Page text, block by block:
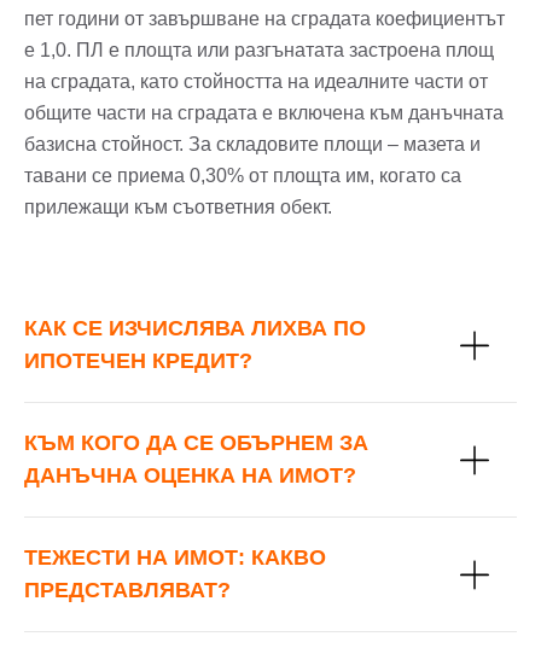
пет години от завършване на сградата коефициентът
е 1,0. ПЛ е площта или разгънатата застроена площ
на сградата, като стойността на идеалните части от
общите части на сградата е включена към данъчната
базисна стойност. За складовите площи – мазета и
тавани се приема 0,30% от площта им, когато са
прилежащи към съответния обект.
КАК СЕ ИЗЧИСЛЯВА ЛИХВА ПО
ИПОТЕЧЕН КРЕДИТ?
КЪМ КОГО ДА СЕ ОБЪРНЕМ ЗА
ДАНЪЧНА ОЦЕНКА НА ИМОТ?
ТЕЖЕСТИ НА ИМОТ: КАКВО
ПРЕДСТАВЛЯВАТ?